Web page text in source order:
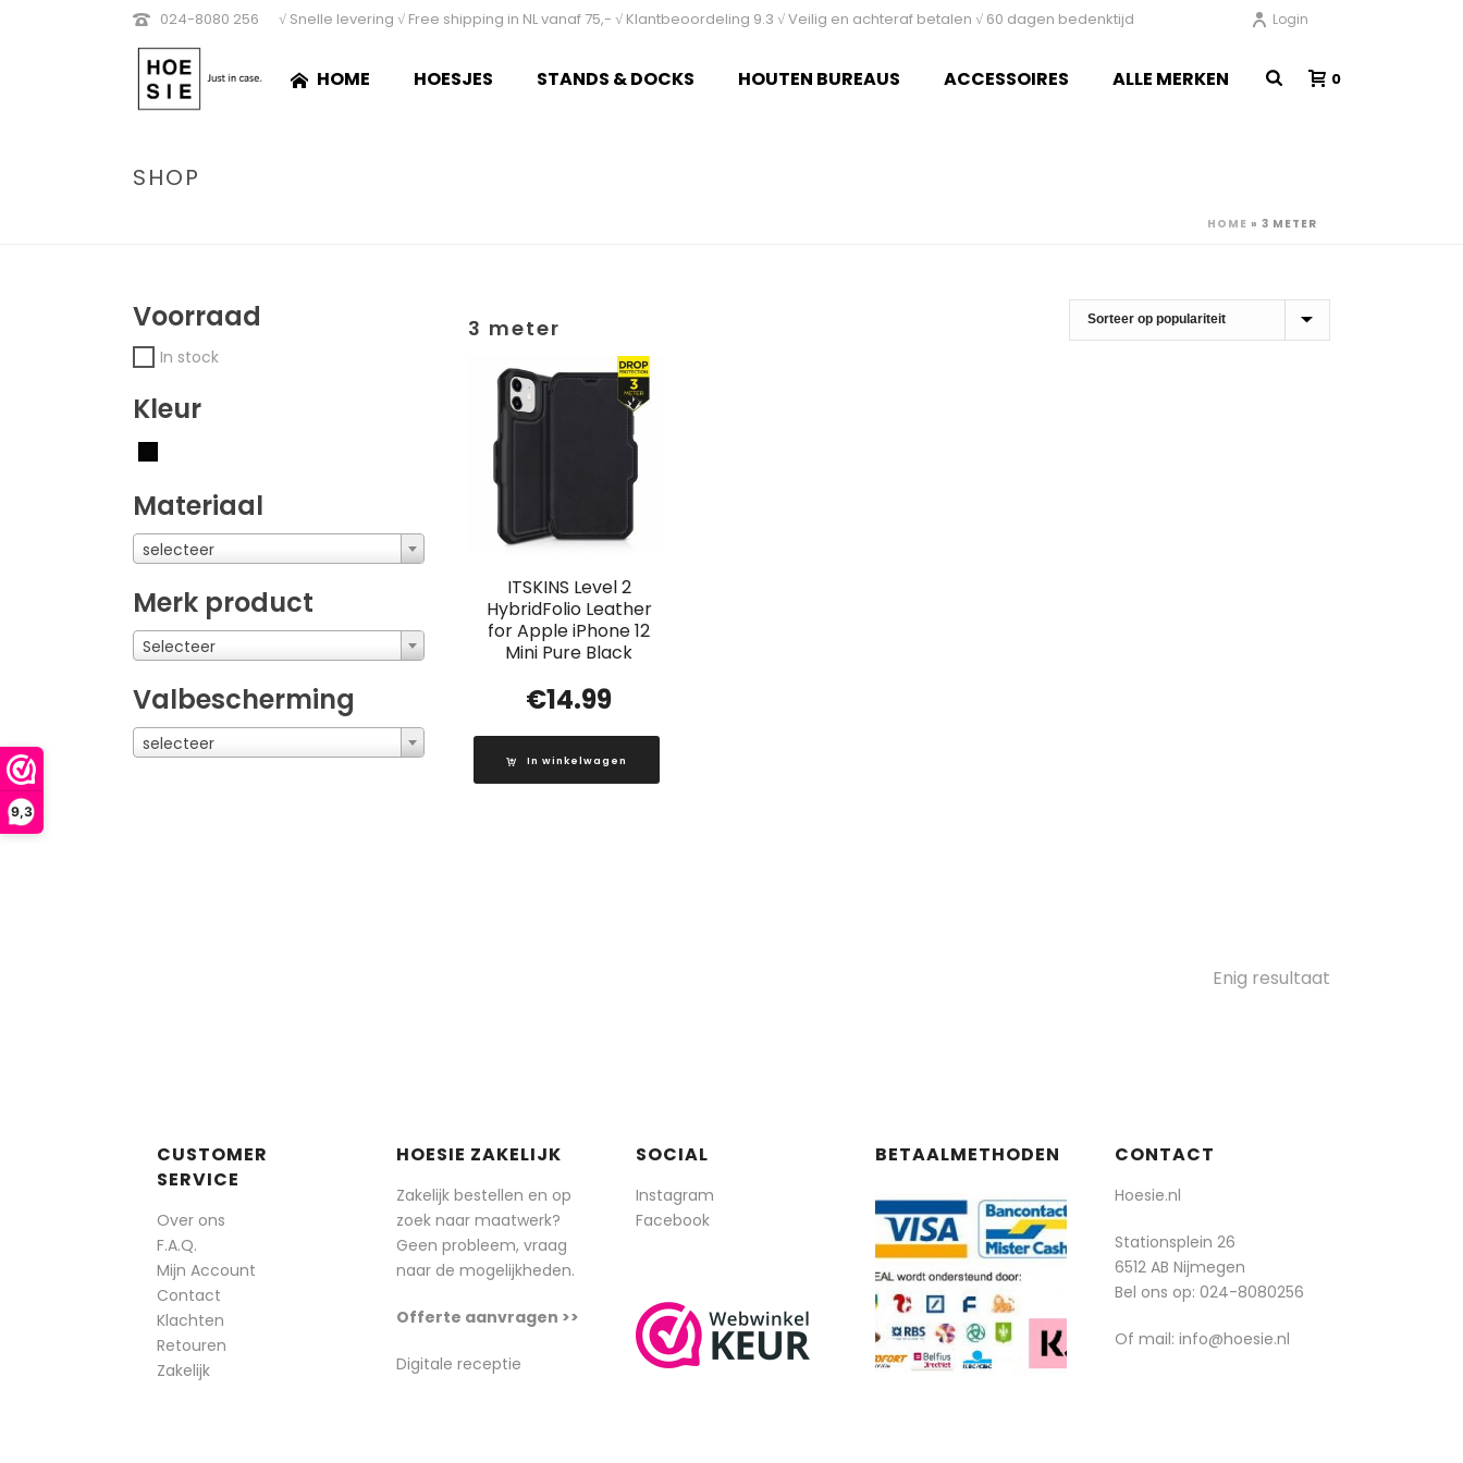
9,3
024-8080 256 √ Snelle levering √ Free shipping in NL vanaf 75,- √ Klantbeoordeling 9.3 √ Veilig en achteraf betalen √ 60 dagen bedenktijd Login
HOME HOESJES STANDS & DOCKS HOUTEN BUREAUS ACCESSOIRES ALLE MERKEN 0
SHOP
HOME » 3 METER
3 meter
ITSKINS Level 2
HybridFolio Leather
for Apple iPhone 12
Mini Pure Black
€14.99
In winkelwagen
Enig resultaat
Voorraad
In stock
Kleur
Materiaal
selecteer
Merk product
Selecteer
Valbescherming
selecteer
CUSTOMER
SERVICE
Over ons
F.A.Q.
Mijn Account
Contact
Klachten
Retouren
Zakelijk
HOESIE ZAKELIJK
Zakelijk bestellen en op
zoek naar maatwerk?
Geen probleem, vraag
naar de mogelijkheden.
Offerte aanvragen >>
Digitale receptie
SOCIAL
Instagram
Facebook
BETAALMETHODEN CONTACT
Hoesie.nl
Stationsplein 26
6512 AB Nijmegen
Bel ons op: 024-8080256
Of mail: info@hoesie.nl